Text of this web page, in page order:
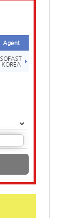
Agent
SOFAST
KOREA